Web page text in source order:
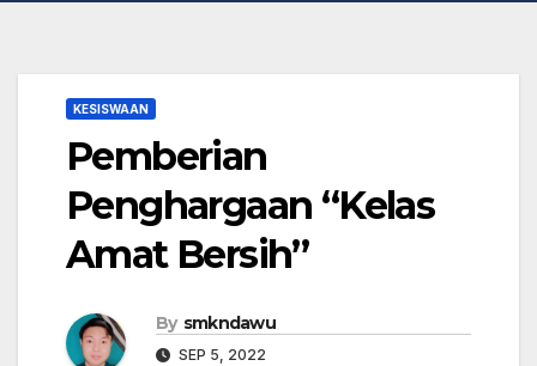
KESISWAAN
Pemberian
Penghargaan “Kelas
Amat Bersih”
By smkndawu
SEP 5, 2022